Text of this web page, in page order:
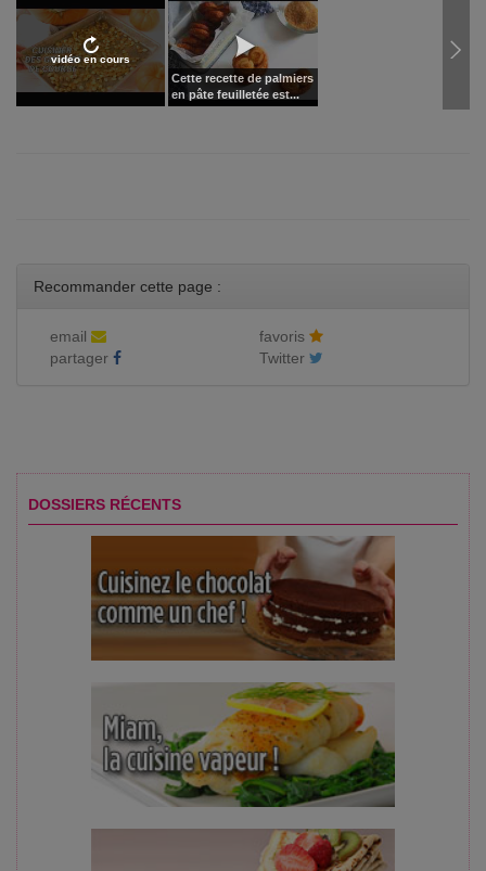
vidéo en cours
Cette recette de palmiers
en pâte feuilletée est...
Recommander cette page :
email
favoris
partager
Twitter
DOSSIERS RÉCENTS